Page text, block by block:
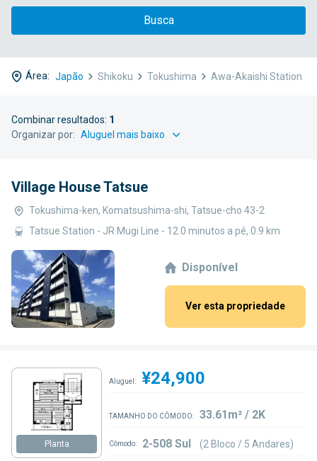
Busca
Área: Japão Shikoku Tokushima Awa-Akaishi Station
Combinar resultados: 1
Organizar por:
Village House Tatsue
Tokushima-ken, Komatsushima-shi, Tatsue-cho 43-2
Tatsue Station - JR Mugi Line - 12.0 minutos a pé, 0.9 km
Disponível
Ver esta propriedade
Planta
Aluguel: ¥24,900
TAMANHO DO CÔMODO: 33.61m² / 2K
Cômodo: 2-508 Sul (2 Bloco / 5 Andares)